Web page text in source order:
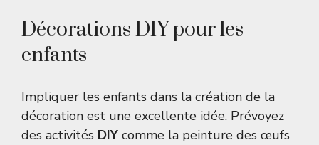
Décorations DIY pour les
enfants
Impliquer les enfants dans la création de la
décoration est une excellente idée. Prévoyez
des activités DIY comme la peinture des œufs